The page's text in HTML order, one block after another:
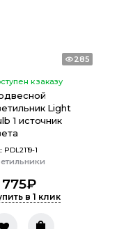
285
к заказу
Light
1 источник
PDL2119-1
₽
в 1 клик